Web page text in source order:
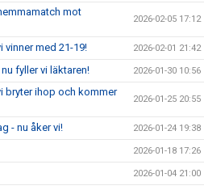
mot
2026-02-05 17:12
vinner med 21-19! 2026-02-01 21:42
fyller vi läktaren! 2026-01-30 10:56
bryter ihop och kommer
2026-01-25 20:55
- nu åker vi! 2026-01-24 19:38
2026-01-18 17:26
2026-01-04 21:00